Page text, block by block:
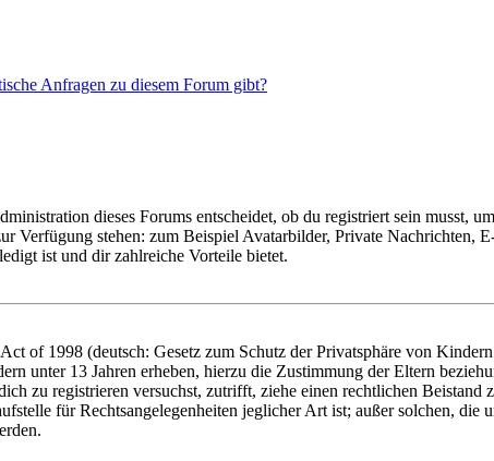
Anfragen zu diesem Forum gibt?
dieses Forums entscheidet, ob du registriert sein musst,
Verfügung stehen: zum Beispiel Avatarbilder, Private Nachrichten,
ist und dir zahlreiche Vorteile bietet.
of 1998 (deutsch: Gesetz zum Schutz der Privatsphäre von
unter 13 Jahren erheben, hierzu die Zustimmung der Eltern
zu registrieren versuchst, zutrifft, ziehe einen rechtlichen
für Rechtsangelegenheiten jeglicher Art ist; außer solchen,